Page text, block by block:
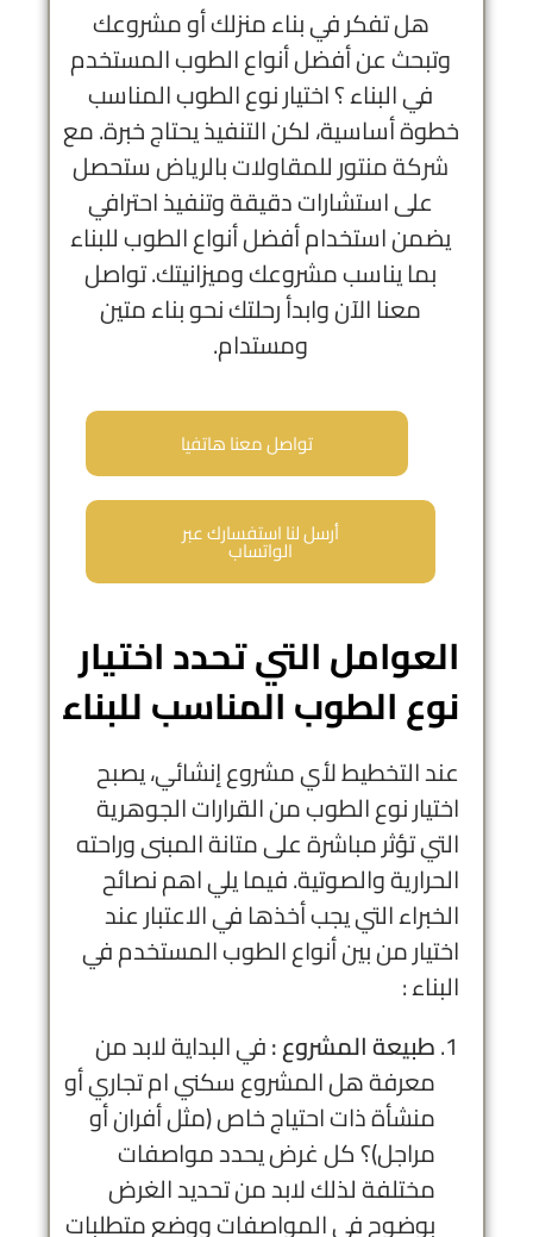
هل تفكر في بناء منزلك أو مشروعك
وتبحث عن أفضل أنواع الطوب المستخدم
في البناء ؟ اختيار نوع الطوب المناسب
خطوة أساسية، لكن التنفيذ يحتاج خبرة. مع
شركة منتور للمقاولات بالرياضستحصل
على استشارات دقيقة وتنفيذ احترافي
يضمن استخدام أفضل أنواع الطوب للبناء
بما يناسب مشروعك وميزانيتك. تواصل
معنا الآن وابدأ رحلتك نحو بناء متين
ومستدام.
تواصل معنا هاتفيا
أرسل لنا استفسارك عبر
الواتساب
العوامل التي تحدد اختيار
نوع الطوب المناسب للبناء
عند التخطيط لأي مشروع إنشائي، يصبح
اختيار نوع الطوب من القرارات الجوهرية
التي تؤثر مباشرة على متانة المبنى وراحته
الحرارية والصوتية. فيما يلي اهم نصائح
الخبراء التي يجب أخذها في الاعتبار عند
اختيار من بين أنواع الطوب المستخدم في
البناء :
طبيعة المشروع :في البداية لابد من
معرفة هل المشروع سكني ام تجاري أو
منشأة ذات احتياج خاص (مثل أفران أو
مراجل)؟ كل غرض يحدد مواصفات
مختلفة لذلك لابد من تحديد الغرض
بوضوح في المواصفات ووضع متطلبات